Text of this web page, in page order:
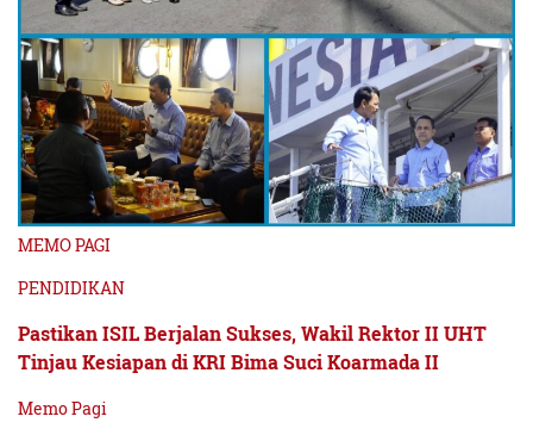
MEMO PAGI
PENDIDIKAN
Pastikan ISIL Berjalan Sukses, Wakil Rektor II UHT
Tinjau Kesiapan di KRI Bima Suci Koarmada II
Memo Pagi